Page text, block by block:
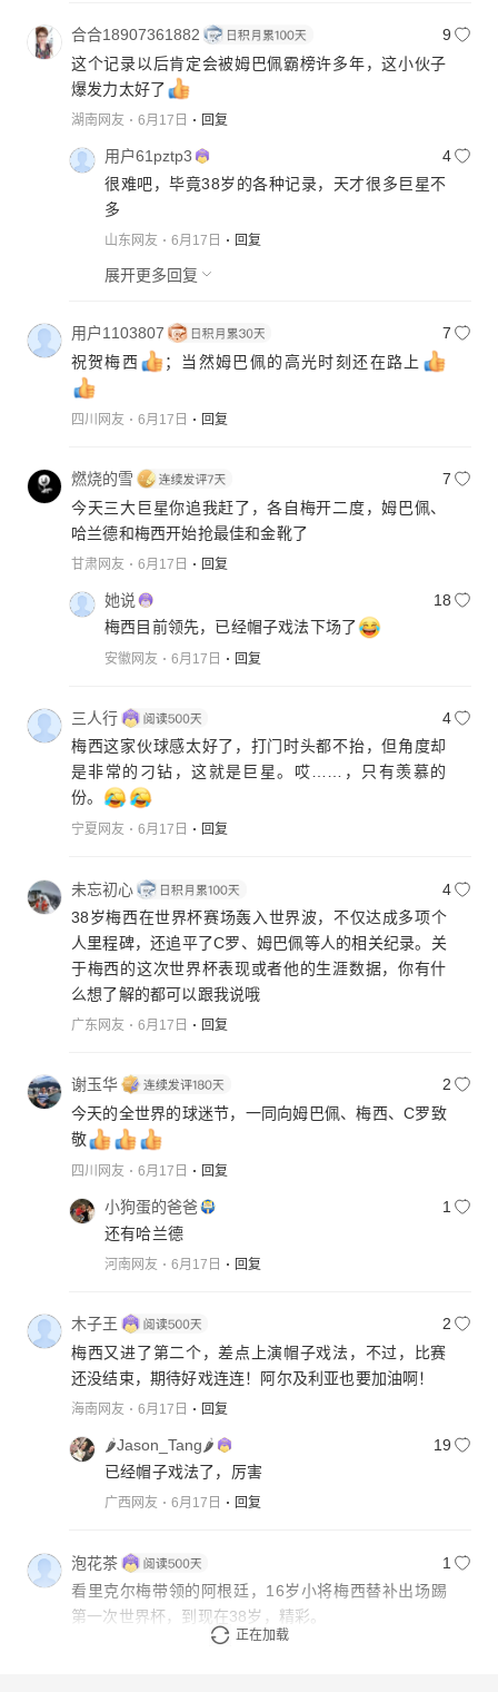
合合18907361882
9
这个记录以后肯定会被姆巴佩霸榜许多年，这小伙子
爆发力太好了
湖南网友 6月17日 回复
用户61pztp3
4
很难吧，毕竟38岁的各种记录，天才很多巨星不
多
山东网友 6月17日 回复
展开更多回复
用户1103807
7
祝贺梅西
；当然姆巴佩的高光时刻还在路上
四川网友 6月17日 回复
燃烧的雪
7
今天三大巨星你追我赶了，各自梅开二度，姆巴佩、
哈兰德和梅西开始抢最佳和金靴了
甘肃网友 6月17日 回复
她说
18
梅西目前领先，已经帽子戏法下场了
安徽网友 6月17日 回复
三人行
4
梅西这家伙球感太好了，打门时头都不抬，但角度却
是非常的刁钻，这就是巨星。哎……，只有羡慕的
份。
宁夏网友 6月17日 回复
未忘初心
4
38岁梅西在世界杯赛场轰入世界波，不仅达成多项个
人里程碑，还追平了C罗、姆巴佩等人的相关纪录。关
于梅西的这次世界杯表现或者他的生涯数据，你有什
么想了解的都可以跟我说哦
广东网友 6月17日 回复
谢玉华
2
今天的全世界的球迷节，一同向姆巴佩、梅西、C罗致
敬
四川网友 6月17日 回复
小狗蛋的爸爸
1
还有哈兰德
河南网友 6月17日 回复
木子王
2
梅西又进了第二个，差点上演帽子戏法，不过，比赛
还没结束，期待好戏连连！阿尔及利亚也要加油啊！
海南网友 6月17日 回复
🌶Jason_Tang🌶
19
已经帽子戏法了，厉害
广西网友 6月17日 回复
泡花茶
1
看里克尔梅带领的阿根廷，16岁小将梅西替补出场踢
第一次世界杯，到现在38岁，精彩。
回复
正在加载